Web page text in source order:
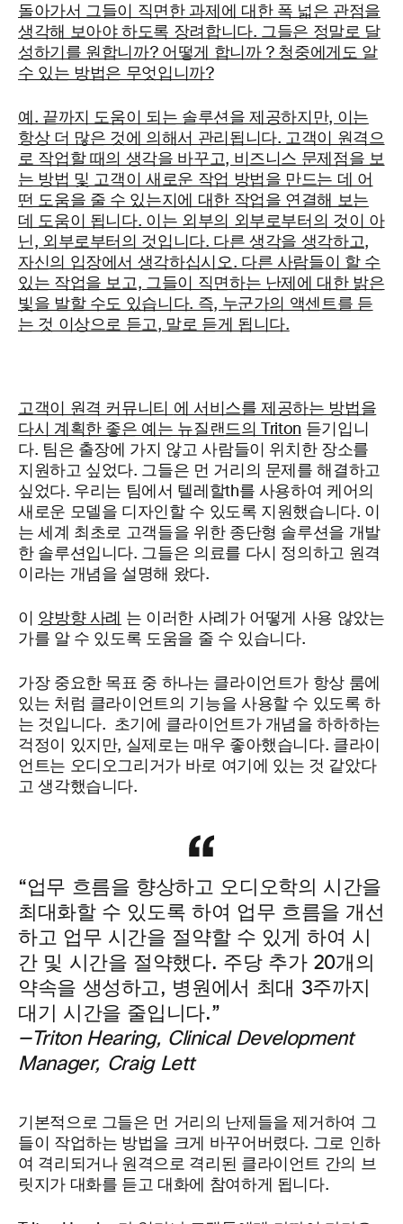
돌아가서 그들이 직면한 과제에 대한 폭 넓은 관점을
생각해 보아야 하도록 장려합니다. 그들은 정말로 달
성하기를 원합니까? 어떻게 합니까 ? 청중에게도 알
수 있는 방법은 무엇입니까?
예. 끝까지 도움이 되는 솔루션을 제공하지만, 이는
항상 더 많은 것에 의해서 관리됩니다. 고객이 원격으
로 작업할 때의 생각을 바꾸고, 비즈니스 문제점을 보
는 방법 및 고객이 새로운 작업 방법을 만드는 데 어
떤 도움을 줄 수 있는지에 대한 작업을 연결해 보는
데 도움이 됩니다. 이는 외부의 외부로부터의 것이 아
닌, 외부로부터의 것입니다. 다른 생각을 생각하고,
자신의 입장에서 생각하십시오. 다른 사람들이 할 수
있는 작업을 보고, 그들이 직면하는 난제에 대한 밝은
빛을 발할 수도 있습니다. 즉, 누군가의 액센트를 듣
는 것 이상으로 듣고, 말로 듣게 됩니다.
고객이 원격 커뮤니티 에 서비스를 제공하는 방법을
다시 계획한 좋은 예는 뉴질랜드의 Triton 듣기입니
다. 팀은 출장에 가지 않고 사람들이 위치한 장소를
지원하고 싶었다. 그들은 먼 거리의 문제를 해결하고
싶었다. 우리는 팀에서 텔레할th를 사용하여 케어의
새로운 모델을 디자인할 수 있도록 지원했습니다. 이
는 세계 최초로 고객들을 위한 종단형 솔루션을 개발
한 솔루션입니다. 그들은 의료를 다시 정의하고 원격
이라는 개념을 설명해 왔다.
이 양방향 사례
는 이러한 사례가 어떻게 사용 않았는
가를 알 수 있도록 도움을 줄 수 있습니다.
가장 중요한 목표 중 하나는 클라이언트가 항상 룸에
있는 처럼 클라이언트의 기능을 사용할 수 있도록 하
는 것입니다. 초기에 클라이언트가 개념을 하하하는
걱정이 있지만, 실제로는 매우 좋아했습니다. 클라이
언트는 오디오그리거가 바로 여기에 있는 것 같았다
고 생각했습니다.
“업무 흐름을 향상하고 오디오학의 시간을
최대화할 수 있도록 하여 업무 흐름을 개선
하고 업무 시간을 절약할 수 있게 하여 시
간 및 시간을 절약했다. 주당 추가 20개의
약속을 생성하고, 병원에서 최대 3주까지
대기 시간을 줄입니다.”
—Triton Hearing, Clinical Development
Manager, Craig Lett
기본적으로 그들은 먼 거리의 난제들을 제거하여 그
들이 작업하는 방법을 크게 바꾸어버렸다. 그로 인하
여 격리되거나 원격으로 격리된 클라이언트 간의 브
릿지가 대화를 듣고 대화에 참여하게 됩니다.